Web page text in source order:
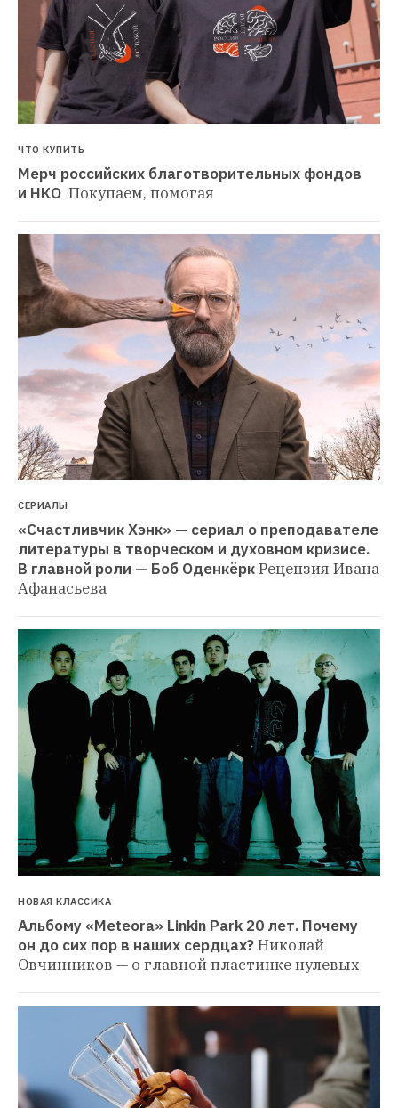
ЧТО КУПИТЬ
Мерч российских благотворительных фондов
и НКО Покупаем, помогая
СЕРИАЛЫ
«Счастливчик Хэнк» — сериал о преподавателе
литературы в творческом и духовном кризисе.
В главной роли — Боб ОденкёркРецензия Ивана
Афанасьева
НОВАЯ КЛАССИКА
Альбому «Meteora» Linkin Park 20 лет. Почему
он до сих пор в наших сердцах?Николай
Овчинников — о главной пластинке нулевых